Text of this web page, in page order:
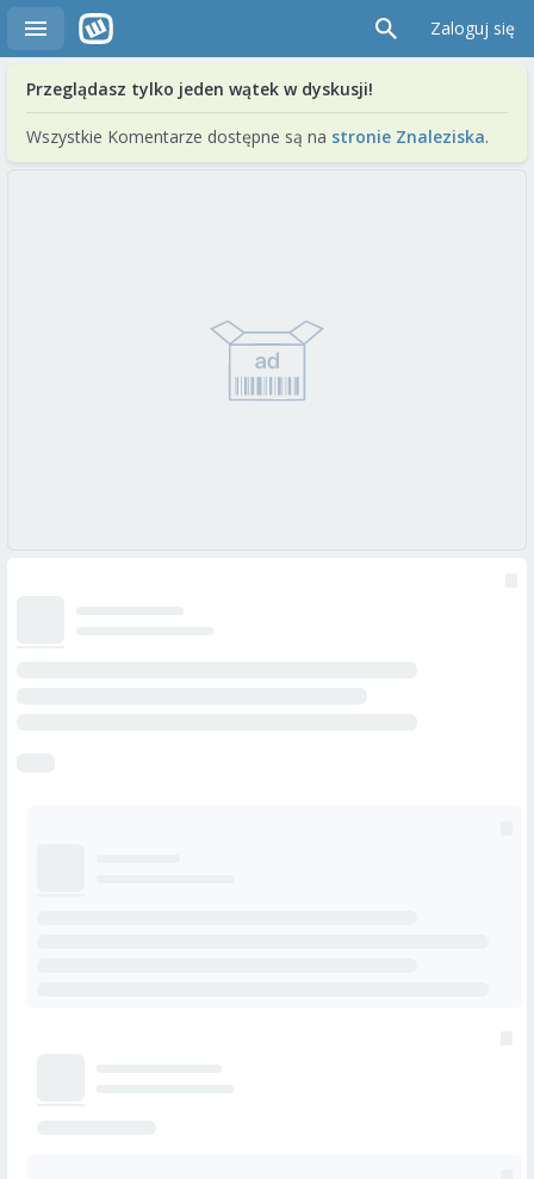
Zaloguj się
Przeglądasz tylko jeden wątek w dyskusji!
Wszystkie Komentarze dostępne są na stronie Znaleziska.